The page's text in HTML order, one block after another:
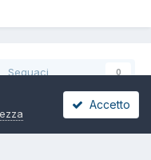
Seguaci 0
Accetto